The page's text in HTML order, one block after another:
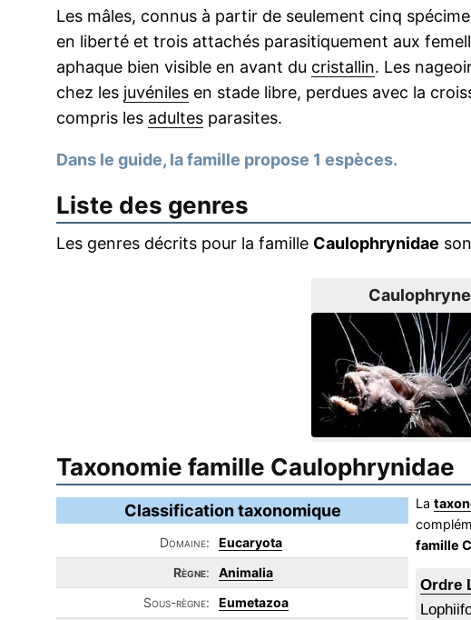
Les mâles, connus à partir de seulement cinq
en liberté et trois attachés parasitiquement aux
aphaque bien visible en avant du cristallin. Les
chez les juvéniles en stade libre, perdues avec la
compris les adultes parasites.
Dans le guide, la famille propose 1 espèces.
Liste des genres
Les genres décrits pour la famille Caulophrynidae
Caulophryne
Taxonomie famille Caulophrynidae
Classification taxonomique
Domaine:
Eucaryota
Règne:
Animalia
Sous-règne:
Eumetazoa
La
famille
Ordre